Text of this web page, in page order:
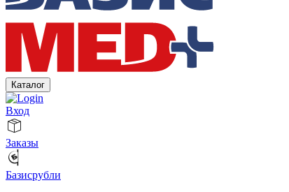
Каталог
Вход
Заказы
Базисрубли